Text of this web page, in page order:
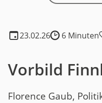
23.02.26Lesedauer:
6 Minuten
Vorbild
Florence Gaub,